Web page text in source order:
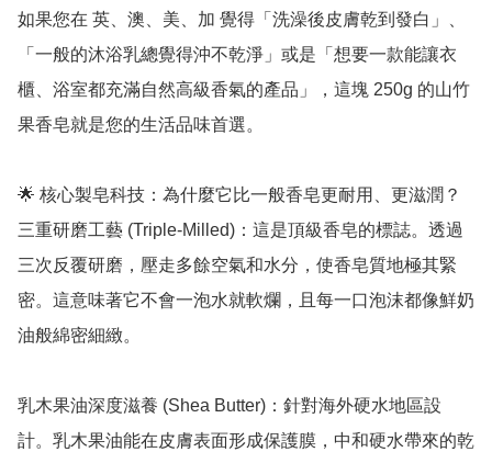
如果您在 英、澳、美、加 覺得「洗澡後皮膚乾到發白」、
「一般的沐浴乳總覺得沖不乾淨」或是「想要一款能讓衣
櫃、浴室都充滿自然高級香氣的產品」，這塊 250g 的山竹
果香皂就是您的生活品味首選。
🌟 核心製皂科技：為什麼它比一般香皂更耐用、更滋潤？
三重研磨工藝 (Triple-Milled)：這是頂級香皂的標誌。透過
三次反覆研磨，壓走多餘空氣和水分，使香皂質地極其緊
密。這意味著它不會一泡水就軟爛，且每一口泡沫都像鮮奶
油般綿密細緻。
乳木果油深度滋養 (Shea Butter)：針對海外硬水地區設
計。乳木果油能在皮膚表面形成保護膜，中和硬水帶來的乾